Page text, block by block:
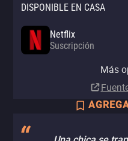
DISPONIBLE EN CASA
Netflix
Suscripción
Más